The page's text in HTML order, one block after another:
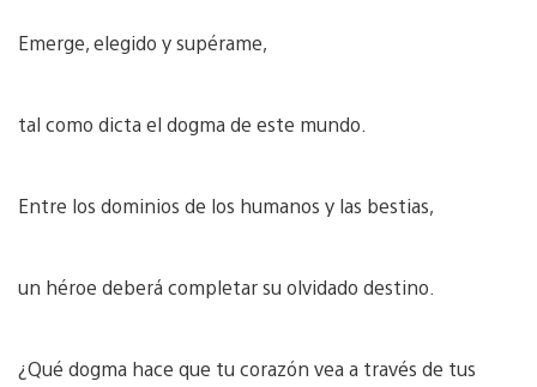
Emerge, elegido y supérame,
tal como dicta el dogma de este mundo.
Entre los dominios de los humanos y las bestias,
un héroe deberá completar su olvidado destino.
¿Qué dogma hace que tu corazón vea a través de tus